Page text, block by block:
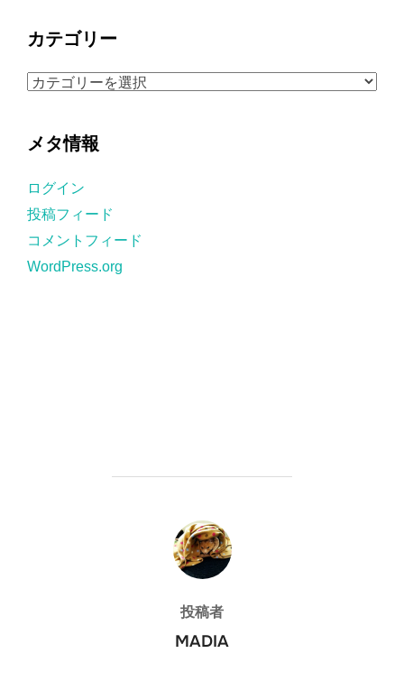
ブ
カテゴリー
カ
ー
メタ情報
ログイン
投稿フィード
コメントフィード
WordPress.org
投稿者
投稿者
MADIA